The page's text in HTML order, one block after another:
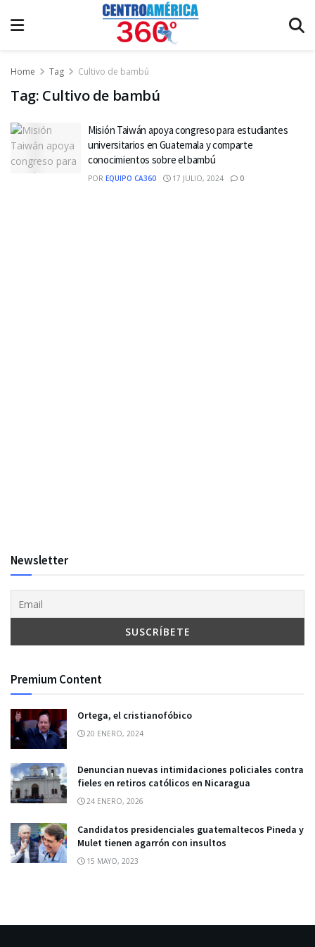
Home Tag Cultivo de bambú
Tag: Cultivo de bambú
Misión Taiwán apoya congreso para estudiantes
universitarios en Guatemala y comparte
conocimientos sobre el bambú
POR EQUIPO CA360 17 JULIO, 2024 0
Newsletter
Premium Content
Ortega, el cristianofóbico
20 ENERO, 2024
Denuncian nuevas intimidaciones policiales contra
fieles en retiros católicos en Nicaragua
24 ENERO, 2026
Candidatos presidenciales guatemaltecos Pineda y
Mulet tienen agarrón con insultos
15 MAYO, 2023